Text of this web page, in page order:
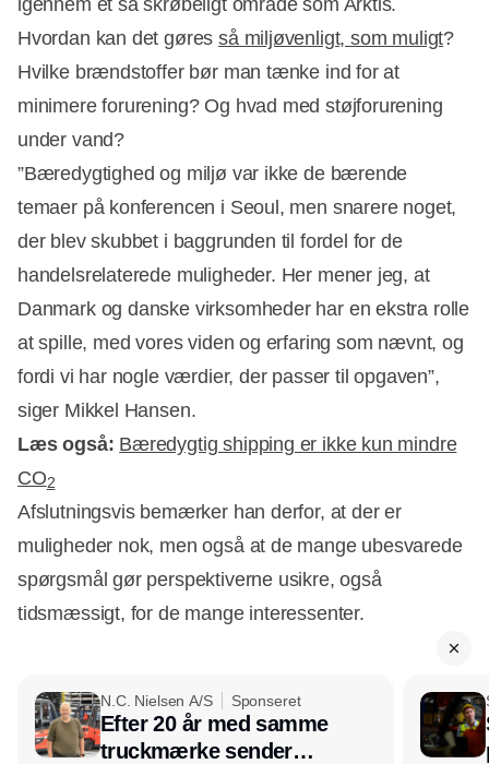
Hvordan kan det gøresså miljøvenligt, som muligt?
Hvilke brændstoffer bør man tænke ind for at
minimere forurening? Og hvad med støjforurening
under vand?
”Bæredygtighed og miljø var ikke de bærende
temaer på konferencen i Seoul, men snarere noget,
der blev skubbet i baggrunden til fordel for de
handelsrelaterede muligheder. Her mener jeg, at
Danmark og danske virksomheder har en ekstra rolle
at spille, med vores viden og erfaring som nævnt, og
fordi vi har nogle værdier, der passer til opgaven”,
siger Mikkel Hansen.
Læs også: Bæredygtig shipping er ikke kun mindre
CO2
Afslutningsvis bemærker han derfor, at der er
muligheder nok, men også at de mange ubesvarede
spørgsmål gør perspektiverne usikre, også
tidsmæssigt, for de mange interessenter.
N.C. Nielsen A/S Sponseret
Efter 20 år med samme
truckmærke sender